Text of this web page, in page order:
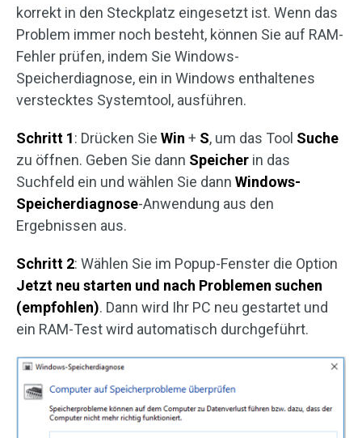
korrekt in den Steckplatz eingesetzt ist. Wenn das
Problem immer noch besteht, können Sie auf RAM-
Fehler prüfen, indem Sie Windows-
Speicherdiagnose, ein in Windows enthaltenes
verstecktes Systemtool, ausführen.
Schritt 1: Drücken Sie Win + S, um das Tool Suche
zu öffnen. Geben Sie dann Speicher in das
Suchfeld ein und wählen Sie dann Windows-
Speicherdiagnose-Anwendung aus den
Ergebnissen aus.
Schritt 2: Wählen Sie im Popup-Fenster die Option
Jetzt neu starten und nach Problemen suchen
(empfohlen). Dann wird Ihr PC neu gestartet und
ein RAM-Test wird automatisch durchgeführt.